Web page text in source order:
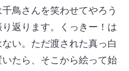
鳥さんを笑わせてやろう
返ります。くっきー！は
い。ただ渡された真っ白
たら、そこから絵って始